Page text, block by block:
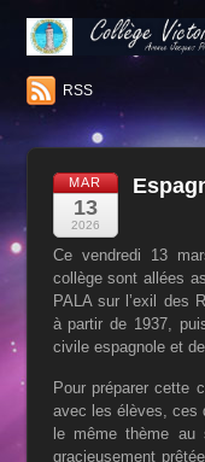
RSS
MAR
13
2026
Ce vendredi 13
collège sont allées
PALA sur l’exil des
à partir de 1937,
civile espagnole et
Pour préparer cette
avec les élèves, ces
le même thème au
gracieusement